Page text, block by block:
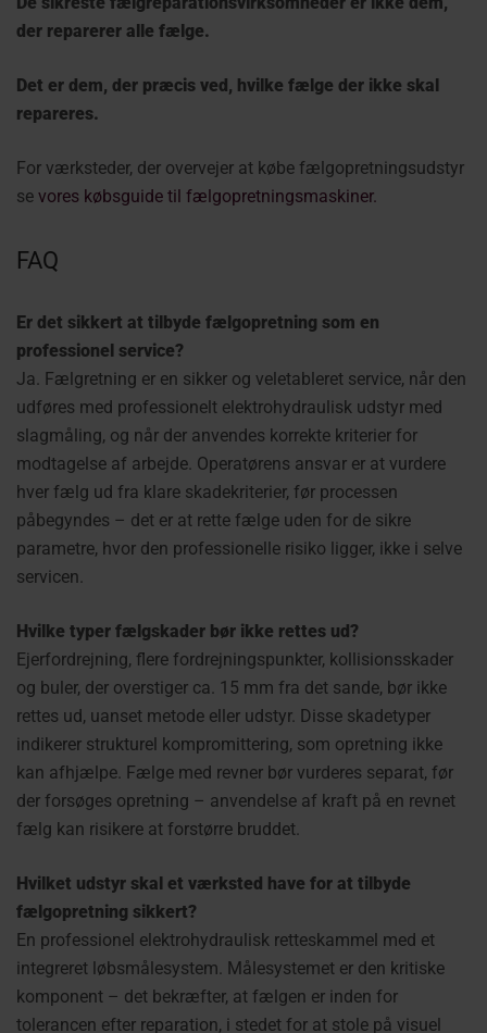
der reparerer alle fælge.
Det er dem, der præcis ved, hvilke fælge der ikke skal
repareres.
For værksteder, der overvejer at købe fælgopretningsudstyr
se vores købsguide til fælgopretningsmaskiner.
FAQ
Er det sikkert at tilbyde fælgopretning som en
professionel service?
Ja. Fælgretning er en sikker og veletableret service, når den
udføres med professionelt elektrohydraulisk udstyr med
slagmåling, og når der anvendes korrekte kriterier for
modtagelse af arbejde. Operatørens ansvar er at vurdere
hver fælg ud fra klare skadekriterier, før processen
påbegyndes – det er at rette fælge uden for de sikre
parametre, hvor den professionelle risiko ligger, ikke i selve
servicen.
Hvilke typer fælgskader bør ikke rettes ud?
Ejerfordrejning, flere fordrejningspunkter, kollisionsskader
og buler, der overstiger ca. 15 mm fra det sande, bør ikke
rettes ud, uanset metode eller udstyr. Disse skadetyper
indikerer strukturel kompromittering, som opretning ikke
kan afhjælpe. Fælge med revner bør vurderes separat, før
der forsøges opretning – anvendelse af kraft på en revnet
fælg kan risikere at forstørre bruddet.
Hvilket udstyr skal et værksted have for at tilbyde
fælgopretning sikkert?
En professionel elektrohydraulisk retteskammel med et
integreret løbsmålesystem. Målesystemet er den kritiske
komponent – det bekræfter, at fælgen er inden for
tolerancen efter reparation, i stedet for at stole på visuel